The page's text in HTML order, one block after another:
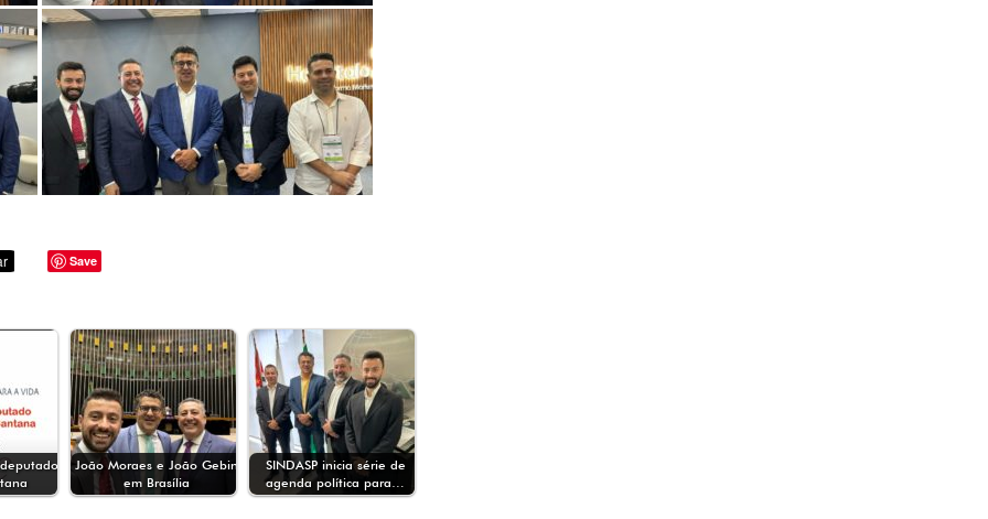
Save
João Moraes e João Gebin
em Brasília
SINDASP inicia série de
agenda política para…